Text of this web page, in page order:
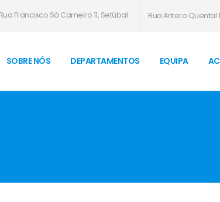
Rua Francisco Sá Carneiro 11, Setúbal Rua Antero Quental
SOBRE NÓS DEPARTAMENTOS EQUIPA